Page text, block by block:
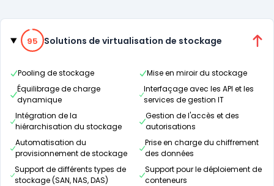
Catégories
95% de compatibilité
95 Solutions de virtualisation de stockage
Pooling de stockage
Mise en miroir du stockage
Équilibrage de charge
dynamique
Interfaçage avec les API et les
services de gestion IT
Intégration de la
hiérarchisation du stockage
Gestion de l'accès et des
autorisations
Automatisation du
provisionnement de stockage
Prise en charge du chiffrement
des données
Support de différents types de
stockage (SAN, NAS, DAS)
Support pour le déploiement de
conteneurs